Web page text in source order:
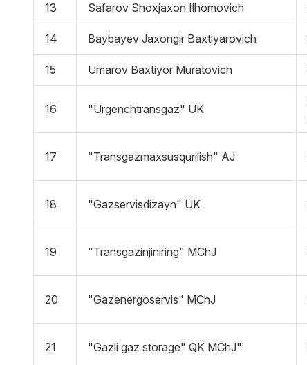
13 Safarov Shoxjaxon Ilhomovich
14 Baybayev Jaxongir Baxtiyarovich
15 Umarov Baxtiyor Muratovich
16 "Urgenchtransgaz" UK
17 "Transgazmaxsusqurilish" AJ
18 "Gazservisdizayn" UK
19 "Transgazinjiniring" MChJ
20 "Gazenergoservis" MChJ
21 "Gazli gaz storage" QK MChJ"